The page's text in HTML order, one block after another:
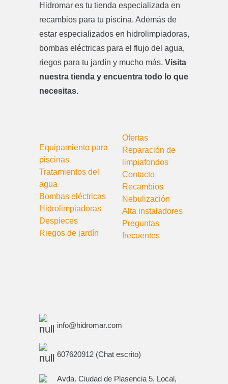
Hidromar es tu tienda especializada en
recambios para tu piscina. Además de
estar especializados en hidrolimpiadoras,
bombas eléctricas para el flujo del agua,
riegos para tu jardín y mucho más. Visita
nuestra tienda y encuentra todo lo que
necesitas.
Equipamiento para
piscinas
Tratamientos del
agua
Bombas eléctricas
Hidrolimpiadoras
Despieces
Riegos de jardín
Ofertas
Reparación de
limpiafondos
Contacto
Recambios
Nebulización
Alta instaladores
Preguntas
frecuentes
info@hidromar.com
607620912 (Chat escrito)
Avda. Ciudad de Plasencia 5, Local,